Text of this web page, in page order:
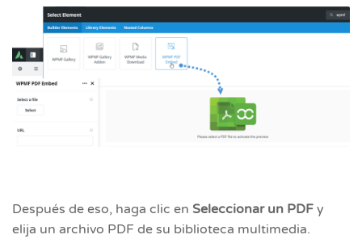
Después de eso, haga clic en Seleccionar un PDF y
elija un archivo PDF de su biblioteca multimedia.